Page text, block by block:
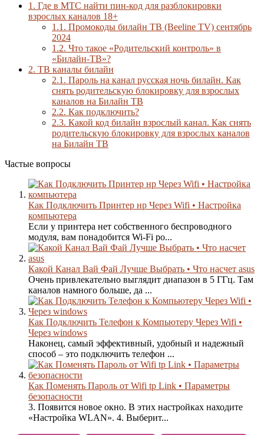
1. Где в МТС найти пин-код для разблокировки
взрослых каналов 18+
1.1. Промокоды билайн ТВ (Beeline TV) сентябрь
2024
1.2. Что такое «Родительский контроль» в
«Билайн-ТВ»?
2. ТВ каналы билайн
2.1. Пароль на канал русская ночь билайн. Как
снять родительскую блокировку для взрослых
каналов на Билайн ТВ
2.2. Как подключить?
2.3. Какой код билайн взрослый канал. Как снять
родительскую блокировку для взрослых каналов
на Билайн ТВ
Частые вопросы
Как Подключить Принтер нр Через Wifi • Настройка
компьютера
Если у принтера нет собственного беспроводного
модуля, вам понадобится Wi-Fi ро...
Какой Канал Вай Фай Лучше Выбрать • Что насчет asus
Очень привлекательно выглядит диапазон в 5 ГГц. Там
каналов намного больше, да ...
Как Подключить Телефон к Компьютеру Через Wifi •
Через windows
Наконец, самый эффективный, удобный и надежный
способ – это подключить телефон ...
Как Поменять Пароль от Wifi tp Link • Параметры
безопасности
3. Появится новое окно. В этих настройках находите
«Настройка WLAN». 4. Выберит...